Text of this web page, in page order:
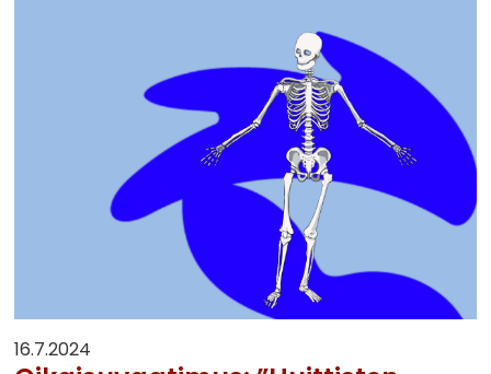
16.7.2024